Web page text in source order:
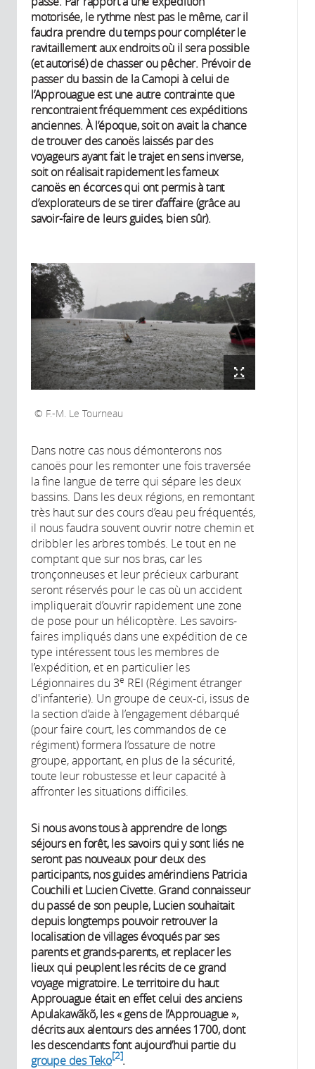
motorisée, le rythme n’est pas le même, car il
faudra prendre du temps pour compléter le
ravitaillement aux endroits où il sera possible
(et autorisé) de chasser ou pêcher. Prévoir de
passer du bassin de la Camopi à celui de
l’Approuague est une autre contrainte que
rencontraient fréquemment ces expéditions
anciennes. À l’époque, soit on avait la chance
de trouver des canoës laissés par des
voyageurs ayant fait le trajet en sens inverse,
soit on réalisait rapidement les fameux
canoës en écorces qui ont permis à tant
d’explorateurs de se tirer d’affaire (grâce au
savoir-faire de leurs guides, bien sûr).
F.-M. Le Tourneau
Dans notre cas nous démonterons nos
canoës pour les remonter une fois traversée
la fine langue de terre qui sépare les deux
bassins. Dans les deux régions, en remontant
très haut sur des cours d’eau peu fréquentés,
il nous faudra souvent ouvrir notre chemin et
dribbler les arbres tombés. Le tout en ne
comptant que sur nos bras, car les
tronçonneuses et leur précieux carburant
seront réservés pour le cas où un accident
impliquerait d’ouvrir rapidement une zone
de pose pour un hélicoptère. Les savoirs-
faires impliqués dans une expédition de ce
type intéressent tous les membres de
l’expédition, et en particulier les
Légionnaires du 3e REI (Régiment étranger
d'infanterie). Un groupe de ceux-ci, issus de
la section d’aide à l’engagement débarqué
(pour faire court, les commandos de ce
régiment) formera l’ossature de notre
groupe, apportant, en plus de la sécurité,
toute leur robustesse et leur capacité à
affronter les situations difficiles.
Si nous avons tous à apprendre de longs
séjours en forêt, les savoirs qui y sont liés ne
seront pas nouveaux pour deux des
participants, nos guides amérindiens Patricia
Couchili et Lucien Civette. Grand connaisseur
du passé de son peuple, Lucien souhaitait
depuis longtemps pouvoir retrouver la
localisation de villages évoqués par ses
parents et grands-parents, et replacer les
lieux qui peuplent les récits de ce grand
voyage migratoire. Le territoire du haut
Approuague était en effet celui des anciens
Apulakawãkõ, les « gens de l’Approuague »,
décrits aux alentours des années 1700, dont
les descendants font aujourd’hui partie du
groupe des Teko 2 .